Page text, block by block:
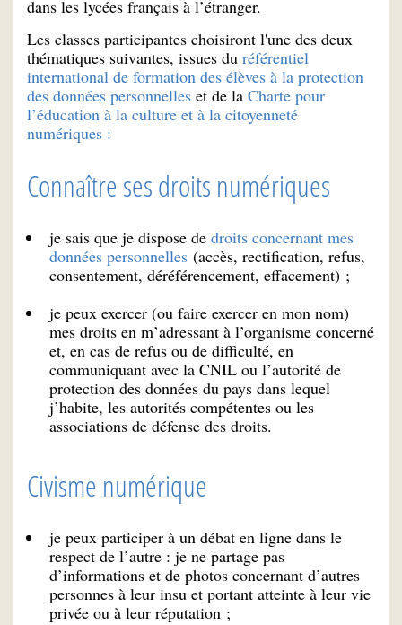
dans les lycées français à l’étranger.
Les classes participantes choisiront l'une des deux
thématiques suivantes, issues du référentiel
international de formation des élèves à la protection
des données personnelles et de la Charte pour
l’éducation à la culture et à la citoyenneté
numériques :
Connaître ses droits numériques
je sais que je dispose de droits concernant mes
données personnelles (accès, rectification, refus,
consentement, déréférencement, effacement) ;
je peux exercer (ou faire exercer en mon nom)
mes droits en m’adressant à l’organisme concerné
et, en cas de refus ou de difficulté, en
communiquant avec la CNIL ou l’autorité de
protection des données du pays dans lequel
j’habite, les autorités compétentes ou les
associations de défense des droits.
Civisme numérique
je peux participer à un débat en ligne dans le
respect de l’autre : je ne partage pas
d’informations et de photos concernant d’autres
personnes à leur insu et portant atteinte à leur vie
privée ou à leur réputation ;